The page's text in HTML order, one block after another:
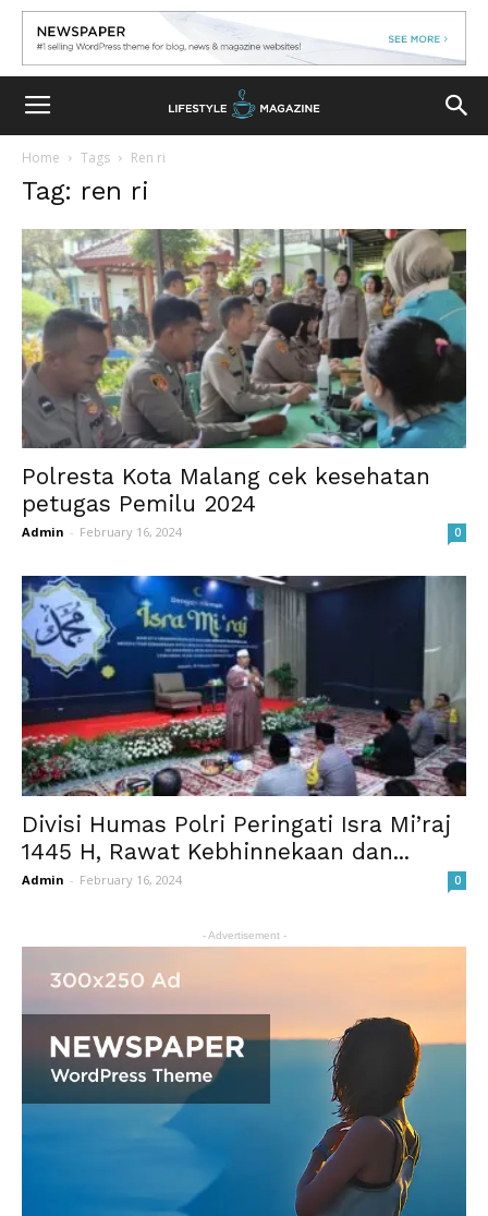
Home Tags Ren ri
Tag: ren ri
Polresta Kota Malang cek kesehatan
petugas Pemilu 2024
Admin - February 16, 2024 0
Divisi Humas Polri Peringati Isra Mi’raj
1445 H, Rawat Kebhinnekaan dan...
Admin - February 16, 2024 0
- Advertisement -